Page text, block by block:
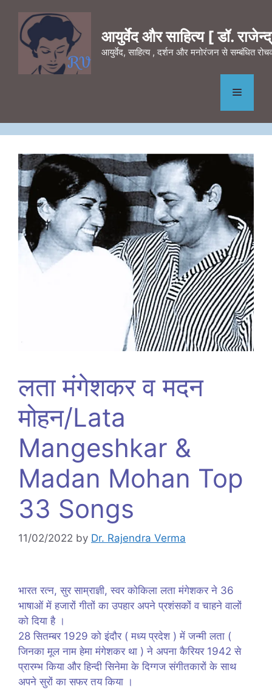
content
आयुर्वेद और साहित्य [ डॉ.
आयुर्वेद, साहित्य , दर्शन और मनोरंजन से सम्बंधित
Menu
लता मंगेशकर व मदन
मोहन/Lata
Mangeshkar &
Madan Mohan Top
33 Songs
11/02/2022 by Dr. Rajendra Verma
भारत रत्न, सुर साम्राज्ञी, स्वर कोकिला लता मंगेशकर ने 36
भाषाओं में हजारों गीतों का उपहार अपने प्रशंसकों व चाहने वालों
को दिया है ।
28 सितम्बर 1929 को इंदौर ( मध्य प्रदेश ) में जन्मी लता (
जिनका मूल नाम हेमा मंगेशकर था ) ने अपना कैरियर 1942 से
प्रारम्भ किया और हिन्दी सिनेमा के दिग्गज संगीतकारों के साथ
अपने सुरों का सफर तय किया ।